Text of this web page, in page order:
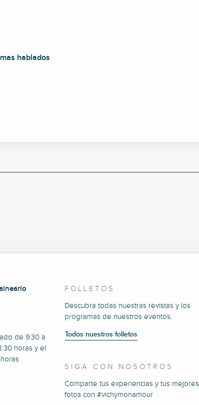
hablados
hablados
de 9.30 a
horas y el
FOLLETOS
Descubra todas nuestras revistas y los
programas de nuestros eventos.
Todos nuestros folletos
SIGA CON NOSOTROS
Comparte tus experiencias y tus mejores
fotos con #vichymonamour